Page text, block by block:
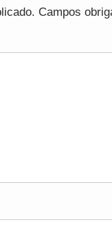
Campos